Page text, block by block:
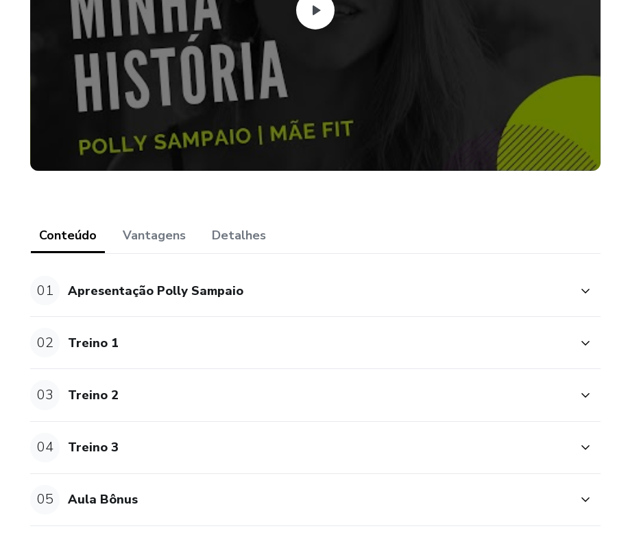
#Treino 3: Pernas e Bumbum
E mais: 4 e-books que vão te ajudar a manter uma alimentação saudável!
AGORA É A SUA VEZ DE TER A VIDA TRANSFORMADA!
Atenção: Consulte o seu médico e siga todas as instruções de segurança antes de iniciar
qualquer programa de exercício, plano nutricional ou utilizar qualquer produto de
suplemento ou substituição de refeições, especialmente se você estiver grávida ou
Conteúdo Vantagens Detalhes
01 Apresentação Polly Sampaio
02 Treino 1
03 Treino 2
04 Treino 3
05 Aula Bônus